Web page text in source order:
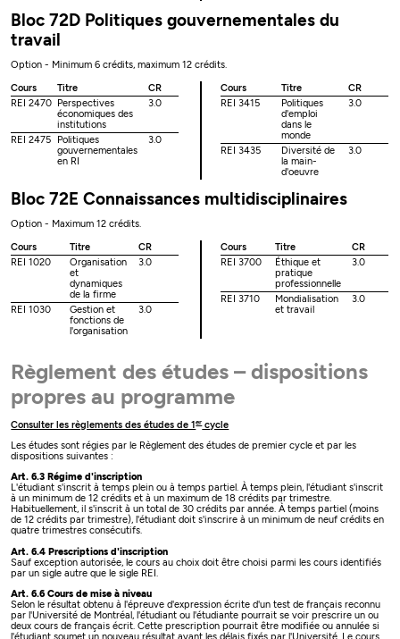
Bloc 72D Politiques gouvernementales du
travail
Option - Minimum 6 crédits, maximum 12 crédits.
Cours
Titre
CR
REI 2470 Perspectives
économiques des
institutions
3.0
REI 2475
Politiques
gouvernementales
en RI
3.0
Cours Titre
CR
REI 3415
Politiques
d'emploi
dans le
monde
3.0
REI 3435
Diversité de
la main-
d'oeuvre
3.0
Bloc 72E Connaissances multidisciplinaires
Option - Maximum 12 crédits.
Cours
Titre
CR
REI 1020
Organisation
et
dynamiques
de la firme
3.0
REI 1030
Gestion et
fonctions de
l'organisation
3.0
Cours Titre
CR
REI 3700
Éthique et
pratique
professionnelle
3.0
REI 3710
Mondialisation
et travail
3.0
Règlement des études – dispositions
propres au programme
Consulter les règlements des études de 1ercycle
Les études sont régies par le Règlement des études de premier cycle et par les
dispositions suivantes :
Art. 6.3 Régime d'inscription
L'étudiant s'inscrit à temps plein ou à temps partiel. À temps plein, l'étudiant s'inscrit
à un minimum de 12 crédits et à un maximum de 18 crédits par trimestre.
Habituellement, il s'inscrit à un total de 30 crédits par année. À temps partiel (moins
de 12 crédits par trimestre), l'étudiant doit s'inscrire à un minimum de neuf crédits en
quatre trimestres consécutifs.
Art. 6.4 Prescriptions d'inscription
Sauf exception autorisée, le cours au choix doit être choisi parmi les cours identifiés
par un sigle autre que le sigle REI.
Art. 6.6 Cours de mise à niveau
Selon le résultat obtenu à l'épreuve d'expression écrite d'un test de français reconnu
par l'Université de Montréal, l'étudiant ou l'étudiante pourrait se voir prescrire un ou
deux cours de français écrit. Cette prescription pourrait être modifiée ou annulée si
l'étudiant soumet un nouveau résultat avant les délais fixés par l'Université. Le cours